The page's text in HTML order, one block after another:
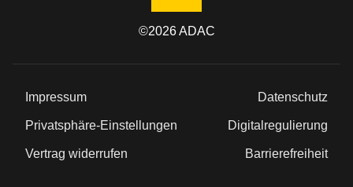
©2026ADAC
Impressum Datenschutz
Privatsphäre-Einstellungen Digitalregulierung
Vertrag widerrufen Barrierefreiheit